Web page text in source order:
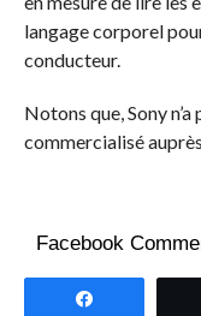
langage corporel
conducteur.
Notons que, Sony
commercialisé
Facebook